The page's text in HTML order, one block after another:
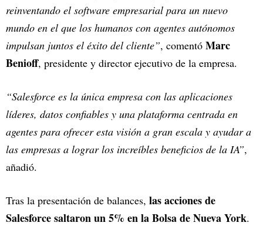
reinventando el software empresarial para un nuevo
mundo en el que los humanos con agentes autónomos
impulsan juntos el éxito del cliente”, comentó Marc
Benioff, presidente y director ejecutivo de la empresa.
“Salesforce es la única empresa con las aplicaciones
líderes, datos confiables y una plataforma centrada en
agentes para ofrecer esta visión a gran escala y ayudar a
las empresas a lograr los increíbles beneficios de la IA”,
añadió.
Tras la presentación de balances, las acciones de
Salesforce saltaron un 5% en la Bolsa de Nueva York.